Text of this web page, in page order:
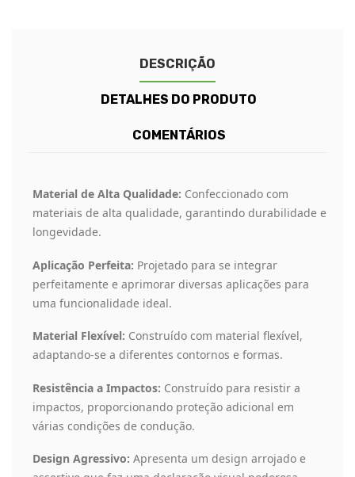
DESCRIÇÃO
DETALHES DO PRODUTO
COMENTÁRIOS
Material de Alta Qualidade: Confeccionado com
materiais de alta qualidade, garantindo durabilidade e
longevidade.
Aplicação Perfeita: Projetado para se integrar
perfeitamente e aprimorar diversas aplicações para
uma funcionalidade ideal.
Material Flexível: Construído com material flexível,
adaptando-se a diferentes contornos e formas.
Resistência a Impactos: Construído para resistir a
impactos, proporcionando proteção adicional em
várias condições de condução.
Design Agressivo: Apresenta um design arrojado e